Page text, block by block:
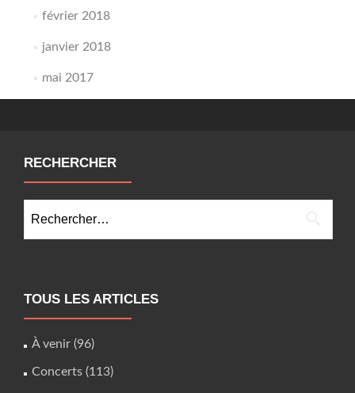
février 2018
janvier 2018
mai 2017
RECHERCHER
TOUS LES ARTICLES
À venir (96)
Concerts (113)